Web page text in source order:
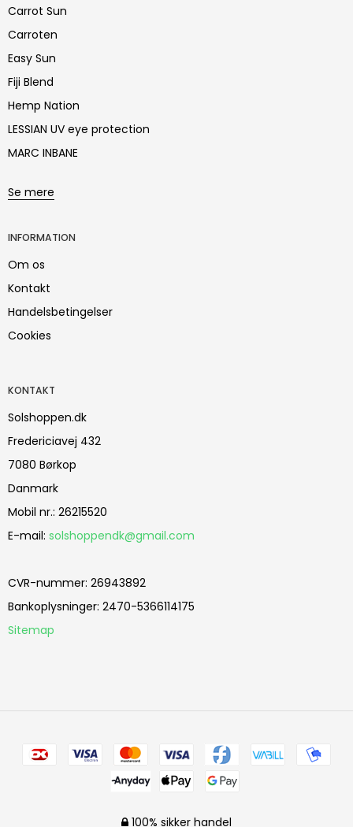
Carrot Sun
Carroten
Easy Sun
Fiji Blend
Hemp Nation
LESSIAN UV eye protection
MARC INBANE
Se mere
INFORMATION
Om os
Kontakt
Handelsbetingelser
Cookies
KONTAKT
Solshoppen.dk
Fredericiavej 432
7080 Børkop
Danmark
Mobil nr.: 26215520
E-mail: solshoppendk@gmail.com
CVR-nummer: 26943892
Bankoplysninger: 2470-5366114175
Sitemap
100% sikker handel